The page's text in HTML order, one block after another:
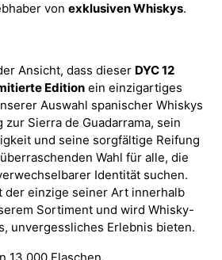
von exklusiven Whiskys.
Ansicht, dass dieser DYC 12
Edition ein einzigartiges
Auswahl spanischer Whiskys
zur Sierra de Guadarrama, sein
und seine sorgfältige Reifung
Wahl für alle, die
Identität suchen.
der einzige seiner Art innerhalb
Sortiment und wird Whisky-
unvergessliches Erlebnis bieten.